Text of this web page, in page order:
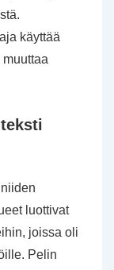
käyttää
luottivat
joissa oli
Pelin